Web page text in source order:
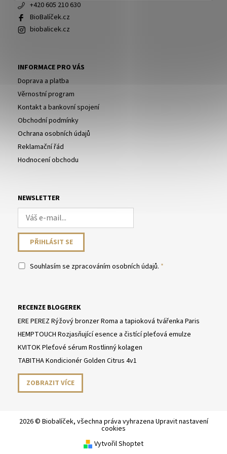
+420 605 210 630
BioBalíček.cz
biobalicek.cz
INFORMACE PRO VÁS
Doprava a platba
Věrnostní program
Kontakt a bankovní spojení
Obchodní podmínky
Ochrana osobních údajů
Reklamační řád
Hodnocení obchodu
NEWSLETTER
Souhlasím se zpracováním osobních údajů.
RECENZE BLOGEREK
ERE PEREZ Rýžový bronzer Roma a tapioková tvářenka Paris
HEMPTOUCH Rozjasňující esence a čistící pleťová emulze
KVITOK Pleťové sérum Rostlinný kolagen
TABITHA Kondicionér Golden Citrus 4v1
ZOBRAZIT VÍCE
2026 © Biobalíček, všechna práva vyhrazena Upravit nastavení
cookies
Vytvořil Shoptet